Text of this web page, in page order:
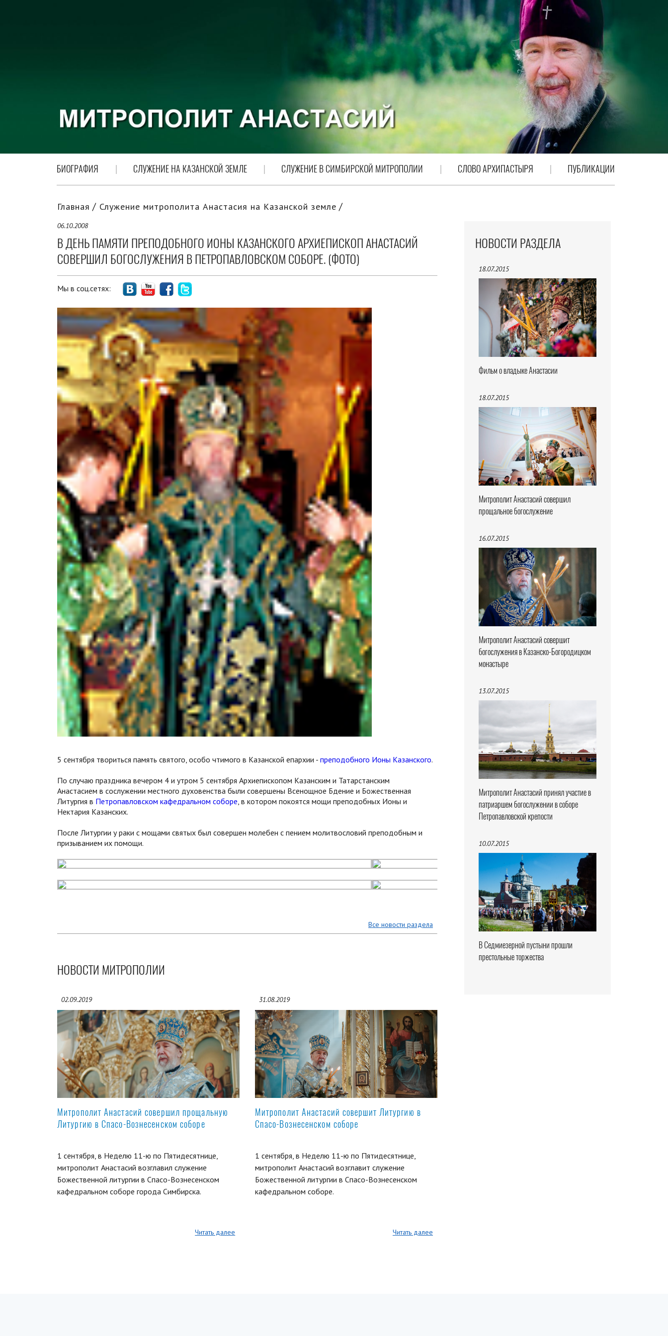
БИОГРАФИЯ СЛУЖЕНИЕ НА КАЗАНСКОЙ ЗЕМЛЕ СЛУЖЕНИЕ В СИМБИРСКОЙ МИТРОПОЛИИ СЛОВО АРХИПАСТЫРЯ ПУБЛИКАЦИИ
НОВОСТИ РАЗДЕЛА
18.07.2015
Фильм о владыке Анастасии
18.07.2015
Митрополит Анастасий совершил
прощальное богослужение
16.07.2015
Митрополит Анастасий совершит
богослужения в Казанско-Богородицком
монастыре
13.07.2015
Митрополит Анастасий принял участие в
патриаршем богослужении в соборе
Петропавловской крепости
10.07.2015
В Седмиезерной пустыни прошли
престольные торжества
Главная Служение митрополита Анастасия на Казанской земле
06.10.2008
В ДЕНЬ ПАМЯТИ ПРЕПОДОБНОГО ИОНЫ КАЗАНСКОГО АРХИЕПИСКОП АНАСТАСИЙ
СОВЕРШИЛ БОГОСЛУЖЕНИЯ В ПЕТРОПАВЛОВСКОМ СОБОРЕ. (ФОТО)
Мы в соц.сетях:
5 сентября твориться память святого, особо чтимого в Казанской епархии - преподобного Ионы Казанского.
По случаю праздника вечером 4 и утром 5 сентября Архиепископом Казанским и Татарстанским
Анастасием в сослужении местного духовенства были совершены Всенощное Бдение и Божественная
Литургия в Петропавловском кафедральном соборе , в котором покоятся мощи преподобных Ионы и
Нектария Казанских.
После Литургии у раки с мощами святых был совершен молебен с пением молитвословий преподобным и
призыванием их помощи.
Все новости раздела
НОВОСТИ МИТРОПОЛИИ
02.09.2019
Митрополит Анастасий совершил прощальную
Литургию в Спасо-Вознесенском соборе
1 сентября, в Неделю 11-ю по Пятидесятнице,
митрополит Анастасий возглавил служение
Божественной литургии в Спасо-Вознесенском
кафедральном соборе города Симбирска.
Читать далее
31.08.2019
Митрополит Анастасий совершит Литургию в
Спасо-Вознесенском соборе
1 сентября, в Неделю 11-ю по Пятидесятнице,
митрополит Анастасий возглавит служение
Божественной литургии в Спасо-Вознесенском
кафедральном соборе.
Читать далее